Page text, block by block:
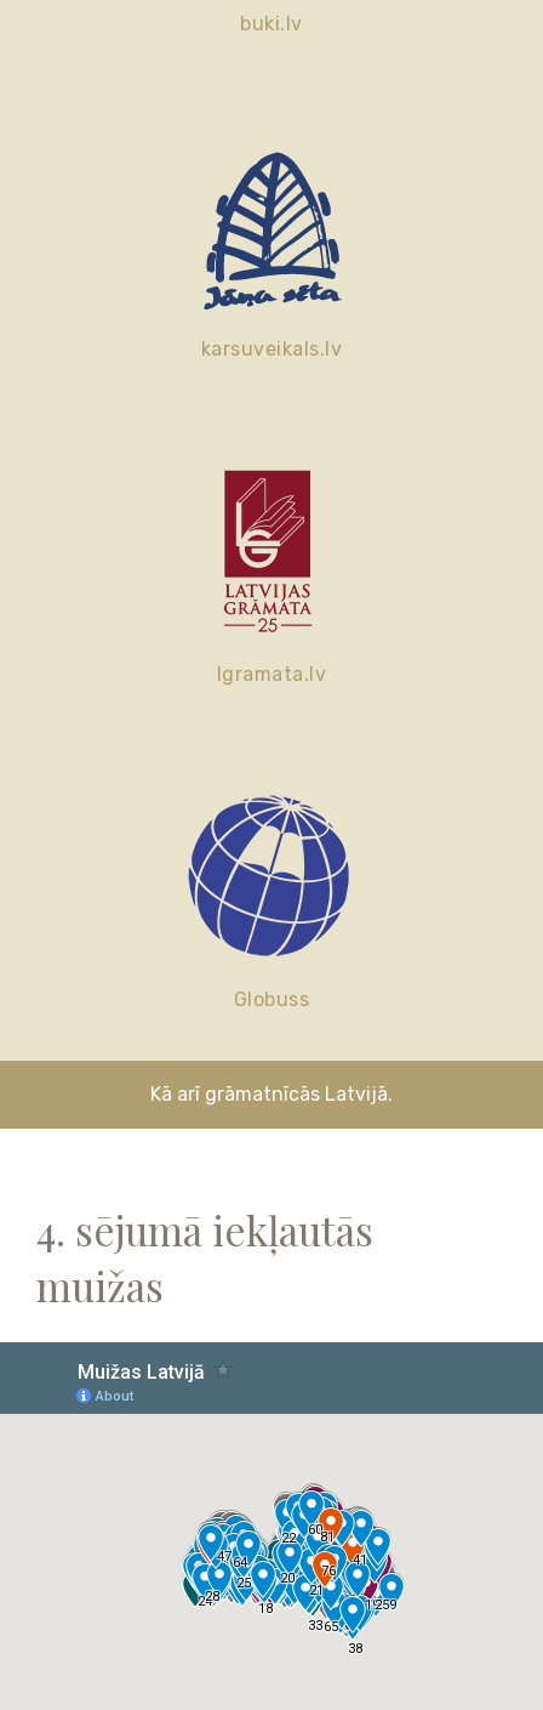
buki.lv
karsuveikals.lv
lgramata.lv
Globuss
Kā arī grāmatnīcās Latvijā.
4. sējumā iekļautās
muižas